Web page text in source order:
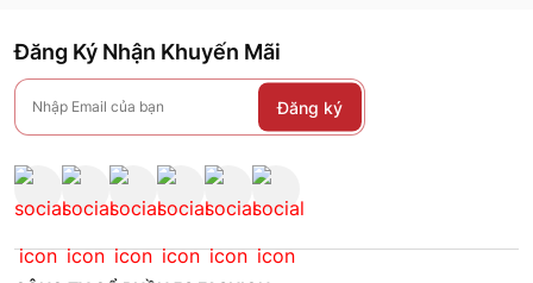
Đăng Ký Nhận Khuyến Mãi
Đăng ký